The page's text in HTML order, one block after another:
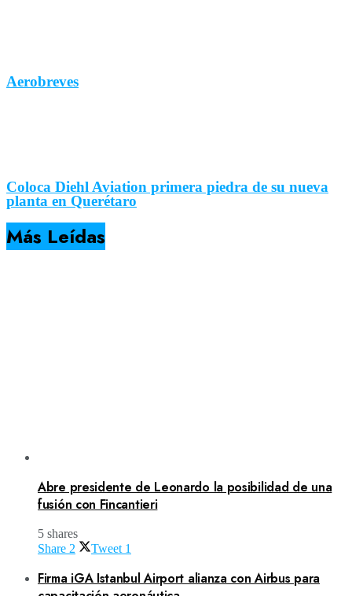
Aerobreves
Coloca Diehl Aviation primera piedra de su nueva
planta en Querétaro
Más Leídas
Abre presidente de Leonardo la posibilidad de una
fusión con Fincantieri
5 shares
Share 2 Tweet 1
Firma iGA Istanbul Airport alianza con Airbus para